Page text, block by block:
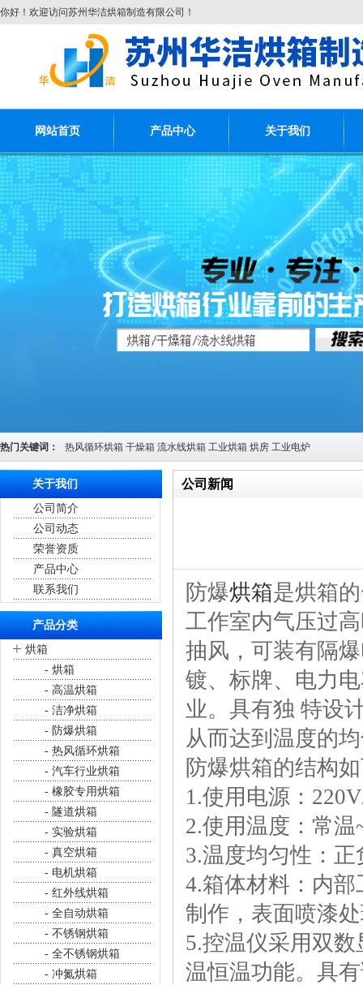
你好！欢迎访问苏州华洁烘箱制造有限公司！
网站首页 产品中心 关于我们
热门关键词： 热风循环烘箱 干燥箱 流水线烘箱 工业烘箱 烘房 工业电炉
关于我们
公司简介
公司动态
荣誉资质
产品中心
联系我们
产品分类
+ 烘箱
- 烘箱
- 高温烘箱
- 洁净烘箱
- 防爆烘箱
- 热风循环烘箱
- 汽车行业烘箱
- 橡胶专用烘箱
- 隧道烘箱
- 实验烘箱
- 真空烘箱
- 电机烘箱
- 红外线烘箱
- 全自动烘箱
- 不锈钢烘箱
- 全不锈钢烘箱
- 冲氮烘箱
公司新闻
防爆烘箱是烘箱
工作室内气压过
抽风，可装有隔
镀、标牌、电力
业。具有独 特设
从而达到温度的
防爆烘箱的结构
1.使用电源：
2.使用温度：常
3.温度均匀性：
4.箱体材料：内
制作，表面喷漆
5.控温仪采用双
温恒温功能。具